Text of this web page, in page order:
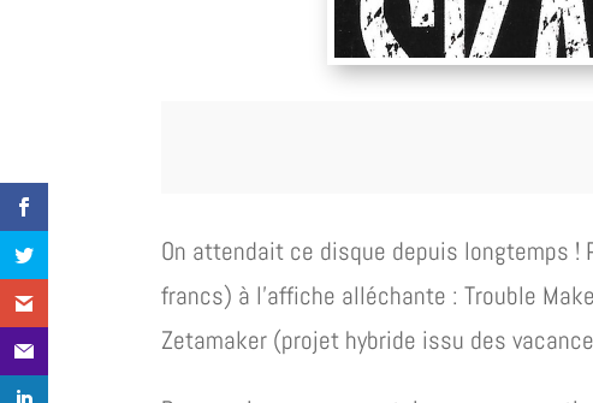
On attendait ce disque depuis longtemps
francs) à l’affiche alléchante : Trouble
Zetamaker (projet hybride issu des